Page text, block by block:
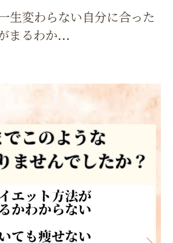
生変わらない自分に合った
まるわか...